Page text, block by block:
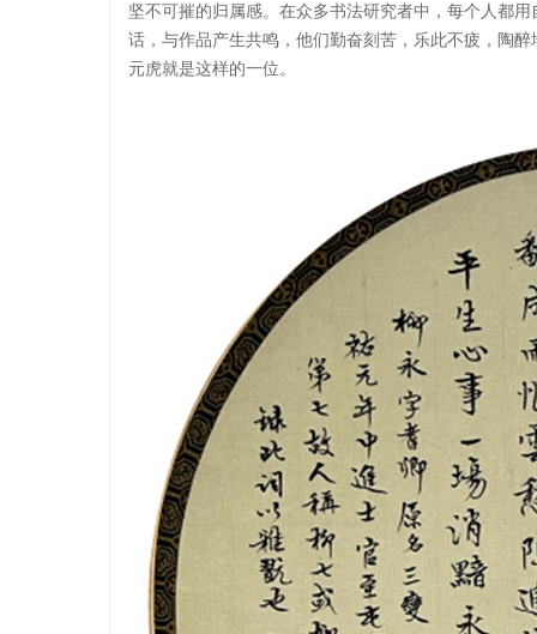
坚不可摧的归属感。在众多书法研究者中，每个人都
话，与作品产生共鸣，他们勤奋刻苦，乐此不疲，陶
元虎就是这样的一位。